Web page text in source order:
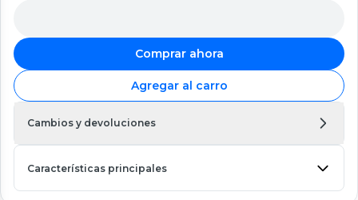
Comprar ahora
Agregar al carro
Cambios y devoluciones
Características principales